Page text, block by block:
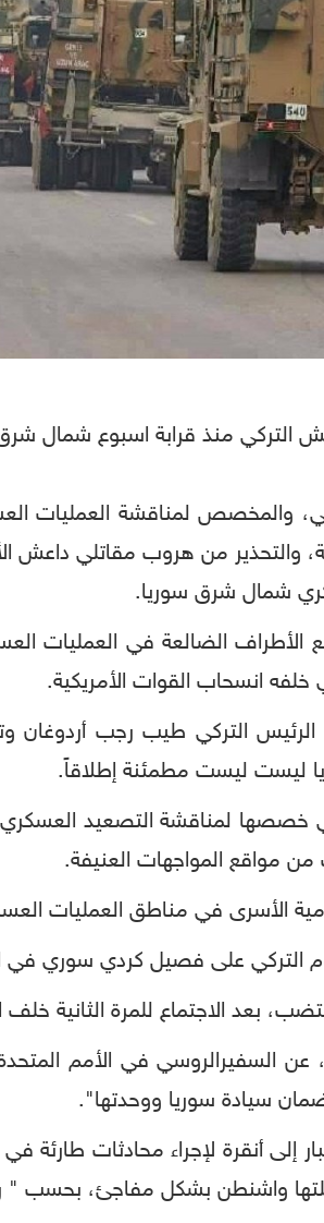
التركي منذ قرابة اسبوع شمال
لمناقشة العمليات
من هروب مقاتلي داعش
شمال شرق سوريا.
الضالعة في العمليات
انسحاب القوات الأمريكية.
التركي طيب رجب أردوغان
ليست ليست مطمئنة إطلاقاً.
خصصها لمناقشة التصعيد
مواقع المواجهات العنيفة.
الأسرى في مناطق العمليات
التركي على فصيل كردي سوري في
عن السفيرالروسي في الأمم
سيادة سوريا ووحدتها".
كبار إلى أنقرة لإجراء محادثات
واشنطن بشكل مفاجئ، بحسب "